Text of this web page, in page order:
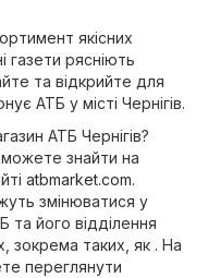
якісних
газети рясніють
та відкрийте для
АТБ у місті Чернігів.
АТБ Чернігів?
знайти на
atbmarket.com.
змінюватися у
та його відділення
зокрема таких, як . На
переглянути